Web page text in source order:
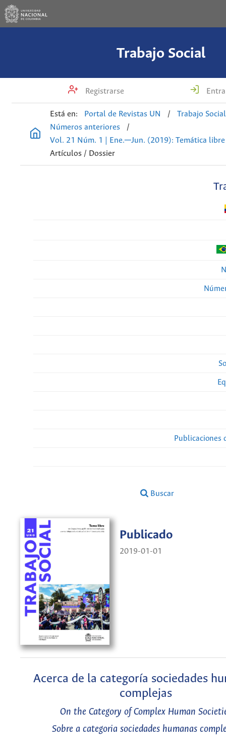
Trabajo Social
Registrarse
Está en: Portal de Revistas UN /
Trabajo Social
Números anteriores
/
Vol. 21 Núm. 1 | Ene.─Jun. (2019): Temática libre
Artículos / Dossier
Publicaciones
Buscar
Publicado
2019-01-01
Acerca de la categoría sociedades
complejas
On the Category of Complex Human
Sobre a categoria sociedades humanas